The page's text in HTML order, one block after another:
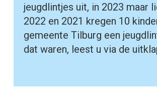
jeugdlintjes uit, in 2023 maar
2022 en 2021 kregen 10
gemeente Tilburg een
dat waren, leest u via de